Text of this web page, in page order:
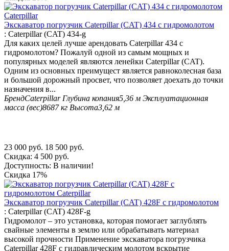
Экскаватор погрузчик Caterpillar (CAT) 434 с гидромолотом
: Caterpillar (CAT) 434-g
Для каких целей лучше арендовать Caterpillar 434 с
гидромолотом? Пожалуй одной из самым мощных и
популярных моделей являются ленейки Caterpillar (CAT).
Одним из основных преимущест является равноколесная база
и большой дорожный просвет, что позволяет доехать до точки
назначения в...
БрендCaterpillar Глубина копания5,36 м Эксплуатационная
масса (вес)8687 кг Высота3,62 м
23 000 руб. 18 500 руб.
Скидка: 4 500 руб.
Доступность: В наличии!
Скидка 17%
Экскаватор погрузчик Caterpillar (CAT) 428F с гидромолотом
: Caterpillar (CAT) 428F-g
Гидромолот – это установка, которая помогает заглублять
свайные элементы в землю или обрабатывать материал
высокой прочности Применение экскаватора погрузчика
Caterpillar 428F с гидравлическим молотом вскрытие